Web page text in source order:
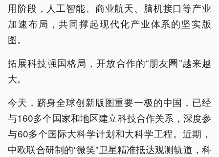
用阶段，人工智能、商业航天、脑机接口等产业
加速布局，共同撑起现代化产业体系的坚实版
图。
拓展科技强国格局，开放合作的“朋友圈”越来越
大。
今天，跻身全球创新版图重要一极的中国，已经
与160多个国家和地区建立科技合作关系，深度参
与60多个国际大科学计划和大科学工程。近期，
中欧联合研制的“微笑”卫星精准抵达观测轨道，科